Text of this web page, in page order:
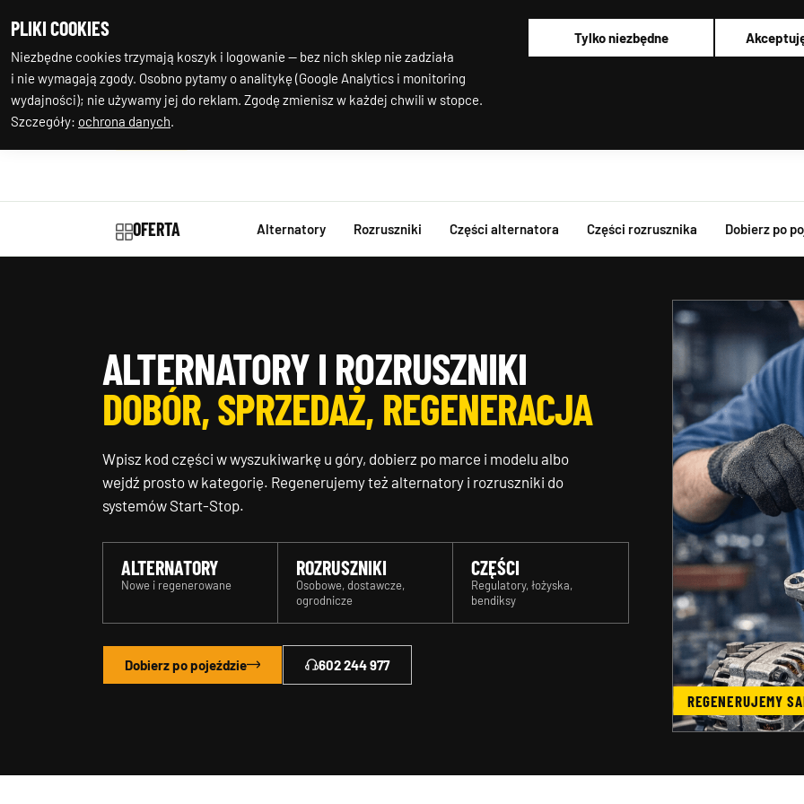
PLIKI COOKIES
Niezbędne cookies trzymają koszyk i logowanie — bez nich sklep nie zadziała
i nie wymagają zgody. Osobno pytamy o analitykę (Google Analytics i monitoring
wydajności); nie używamy jej do reklam. Zgodę zmienisz w każdej chwili w stopce.
Szczegóły: ochrona danych.
Tylko niezbędne
Pracujemy od poniedziałku do piątku od 8:00 do 16:00
Regenerujemy alternatory i rozruszniki od 2012 roku !
Regenerujemy filtry cząstek stałych
Rozruszniki o Wysokim Momencie Obrotowym
OFERTA Alternatory Rozruszniki Części alternatora Części rozrusznika Dobierz po
ALTERNATORY I ROZRUSZNIKI
DOBÓR, SPRZEDAŻ, REGENERACJA
Wpisz kod części w wyszukiwarkę u góry, dobierz po marce i modelu albo
wejdź prosto w kategorię. Regenerujemy też alternatory i rozruszniki do
systemów Start-Stop.
ALTERNATORY
Nowe i regenerowane
ROZRUSZNIKI
Osobowe, dostawcze,
ogrodnicze
CZĘŚCI
Regulatory, łożyska,
bendiksy
Dobierz po pojeździe 602 244 977
REGENERUJEMY